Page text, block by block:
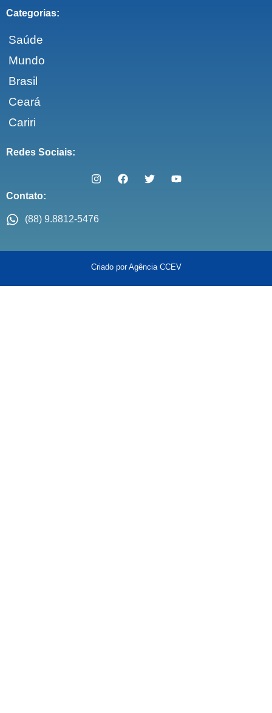
Categorias:
Saúde
Mundo
Brasil
Ceará
Cariri
Redes Sociais:
Contato:
(88) 9.8812-5476
Criado por Agência CCEV